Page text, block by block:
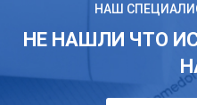
НАШ
НЕ НАШЛИ ЧТО